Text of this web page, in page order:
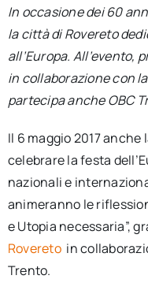
In occasione dei 60
la città di Rovereto
all’Europa. All’evento,
in collaborazione con
partecipa anche OBC
Il 6 maggio 2017
celebrare la festa
nazionali e
animeranno le
e Utopia necessaria”,
Rovereto in
Trento.